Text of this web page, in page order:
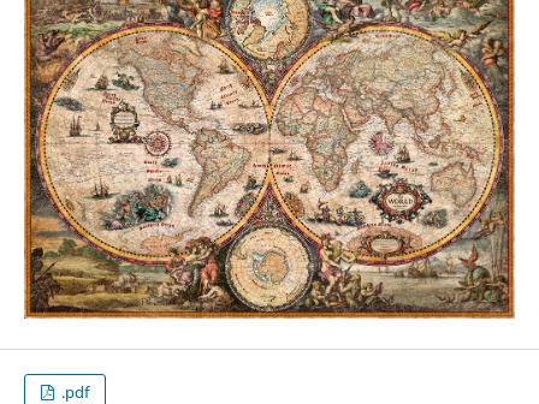
.pdf